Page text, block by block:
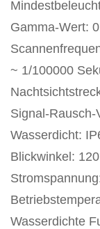
Gamma-Wert:
~ 1/100000
Signal-
Wasserdicht:
Blickwinkel:
Wasserdichte